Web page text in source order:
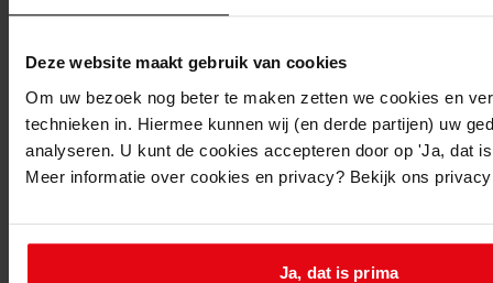
Deze website maakt gebruik van cookies
Om uw bezoek nog beter te maken zetten we cookies en
technieken in. Hiermee kunnen wij (en derde partijen) uw
analyseren. U kunt de cookies accepteren door op 'Ja, dat
Meer informatie over cookies en privacy? Bekijk ons
Ja, dat is prima
Inventaris
Dahliastraat
189Oprichten van een garage, 1969
Datering